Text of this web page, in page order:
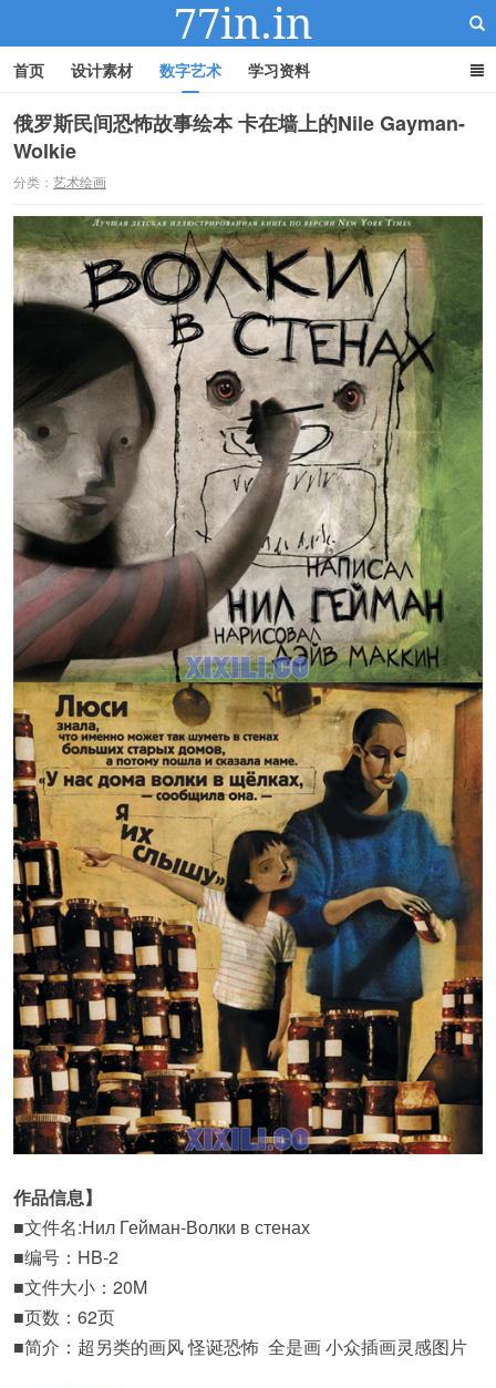
首页 设计素材 数字艺术 学习资料
俄罗斯民间恐怖故事绘本 卡在墙上的Nile Gayman-
Wolkie
分类： 艺术绘画
作品信息】
■文件名:Нил Гейман-Волки в стенах
■编号：HB-2
■文件大小：20M
■页数：62页
■简介：超另类的画风 怪诞恐怖 全是画 小众插画灵感图片